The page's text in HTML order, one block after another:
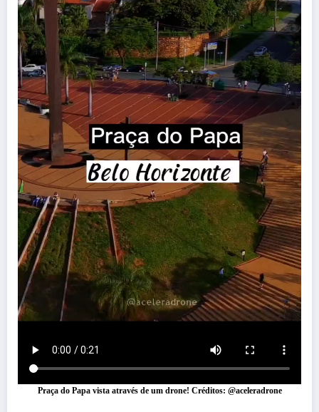
Praça do Papa vista através de um drone! Créditos: @aceleradrone